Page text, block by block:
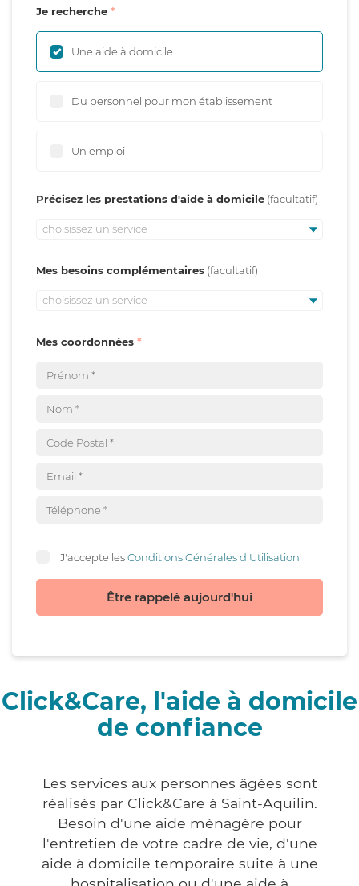
Je recherche
Une aide à domicile
Du personnel pour mon établissement
Un emploi
Précisez les prestations d'aide à domicile
choisissez un service
Mes besoins complémentaires
choisissez un service
Mes coordonnées
J'accepte lesConditions Générales d'Utilisation
Être rappelé aujourd'hui
Click&Care, l'aide à domicile
de confiance
Les services aux personnes âgées sont
réalisés par Click&Care à Saint-Aquilin.
Besoin d'une aide ménagère pour
l'entretien de votre cadre de vie, d'une
aide à domicile temporaire suite à une